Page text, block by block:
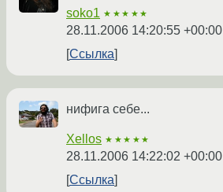
soko1 ★★★★★
28.11.2006 14:20:55 +00:00
Ссылка
нифига себе...
Xellos ★★★★★
28.11.2006 14:22:02 +00:00
Ссылка